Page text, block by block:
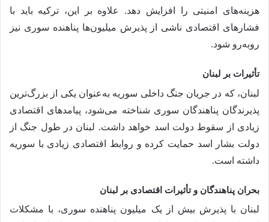
هزینه‌های امنیتی را افزایش دهد. علاوه بر این، ترکیه باید با
فشارهای اقتصادی ناشی از پذیرش میلیون‌ها پناهنده سوری نیز
روبه‌رو شود.
تأثیرات بر لبنان
لبنان، که در جریان جنگ داخلی سوریه به‌عنوان یکی از بزرگ‌ترین
پذیرندگان پناهندگان سوری شناخته می‌شود، پیامدهای اقتصادی
زیادی از سقوط دولت اسد خواهد داشت. لبنان در طول جنگ از
دولت بشار اسد حمایت کرده و روابط اقتصادی زیادی با سوریه
داشته است.
بحران پناهندگان و تأثیرات اقتصادی بر لبنان
لبنان با پذیرش بیش از یک میلیون پناهنده سوری، با مشکلات